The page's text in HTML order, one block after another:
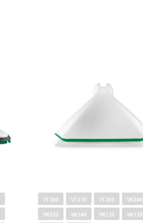
VT300 VT270 VT265
VK200
VK150
VK140 VK136
VK135